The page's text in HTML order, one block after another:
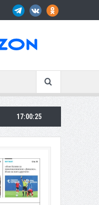
систему для улучшения
17:00:27